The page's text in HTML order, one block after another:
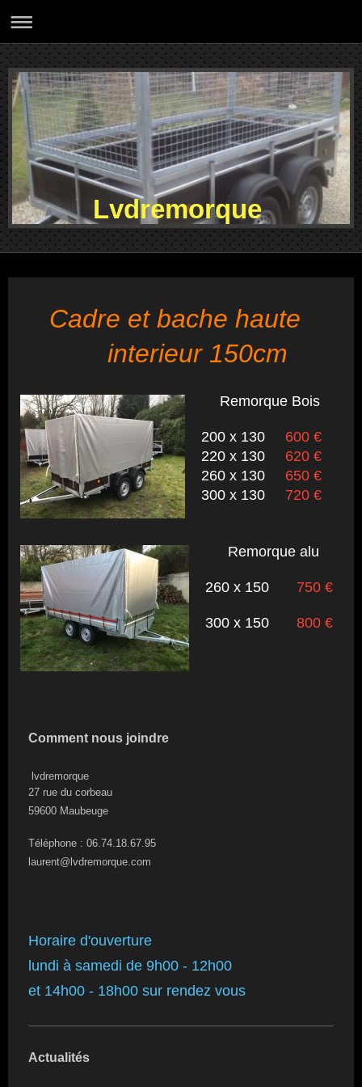
Lvdremorque
Cadre et bache haute
interieur 150cm
Remorque Bois
200 x 130 600 €
220 x 130 620 €
260 x 130 650 €
300 x 130
720 €
Remorque alu
260 x 150 750 €
300 x 150 800 €
Comment nous joindre
lvdremorque
27 rue du corbeau
59600 Maubeuge
Téléphone : 06.74.18.67.95
laurent@lvdremorque.com
Horaire d'ouverture
lundi à samedi de 9h00 - 12h00
et 14h00 - 18h00 sur rendez vous
Actualités